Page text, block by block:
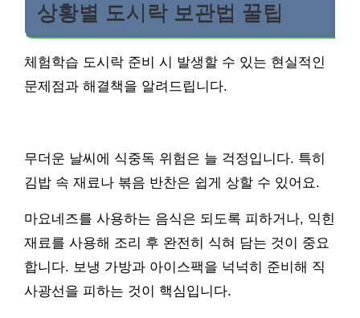
상황별 도시락 보관법 꿀팁
체험학습 도시락 준비 시 발생할 수 있는 현실적인
문제점과 해결책을 알려드립니다.
무더운 날씨에 식중독 위험은 늘 걱정입니다. 특히
김밥 속 재료나 볶음 반찬은 쉽게 상할 수 있어요.
마요네즈를 사용하는 음식은 되도록 피하거나, 익힌
재료를 사용해 조리 후 완전히 식혀 담는 것이 중요
합니다. 보냉 가방과 아이스팩을 넉넉히 준비해 직
사광선을 피하는 것이 핵심입니다.